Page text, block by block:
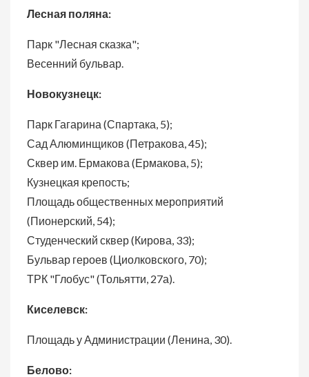
Лесная поляна:
Парк "Лесная сказка";
Весенний бульвар.
Новокузнецк:
Парк Гагарина (Спартака, 5);
Сад Алюминщиков (Петракова, 45);
Сквер им. Ермакова (Ермакова, 5);
Кузнецкая крепость;
Площадь общественных мероприятий
(Пионерский, 54);
Студенческий сквер (Кирова, 33);
Бульвар героев (Циолковского, 70);
ТРК "Глобус" (Тольятти, 27а).
Киселевск:
Площадь у Администрации (Ленина, 30).
Белово: